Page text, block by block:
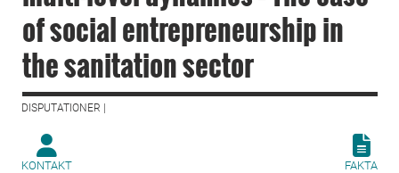
of social entrepreneurship in
the sanitation sector
DISPUTATIONER |
KONTAKT FAKTA